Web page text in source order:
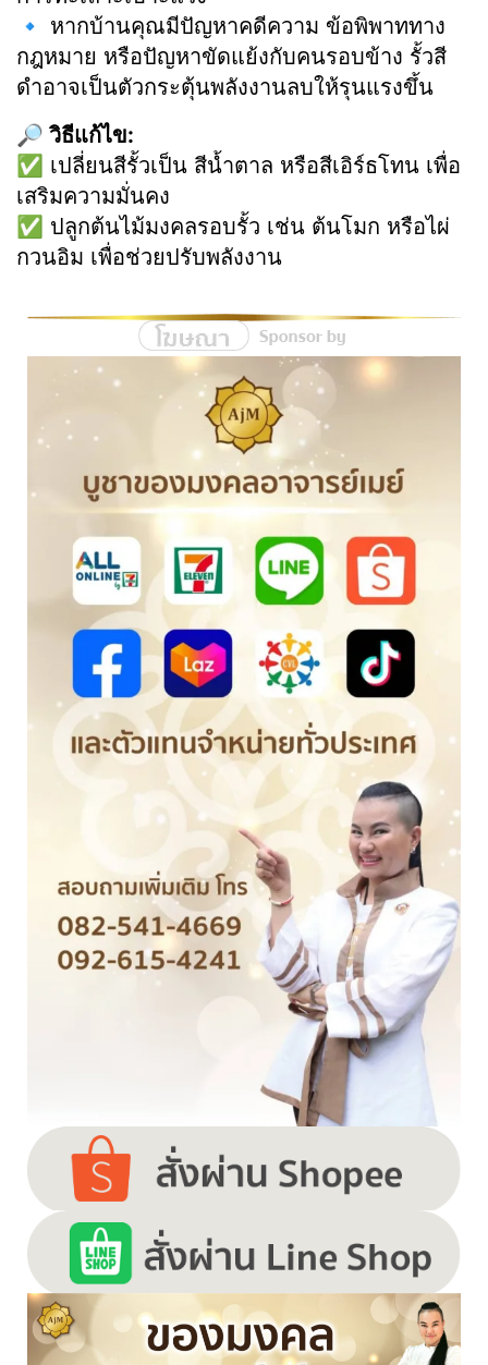
🔹 หากบ้านคุณมีปัญหาคดีความ ข้อพิพาททาง
กฎหมาย หรือปัญหาขัดแย้งกับคนรอบข้าง รั้วสี
ดำอาจเป็นตัวกระตุ้นพลังงานลบให้รุนแรงขึ้น
🔎 วิธีแก้ไข:
✅ เปลี่ยนสีรั้วเป็น สีน้ำตาล หรือสีเอิร์ธโทน เพื่อ
เสริมความมั่นคง
✅ ปลูกต้นไม้มงคลรอบรั้ว เช่น ต้นโมก หรือไผ่
กวนอิม เพื่อช่วยปรับพลังงาน